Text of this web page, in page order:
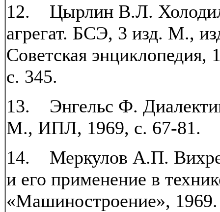
12. Цырлин В.Л.
агрегат. БСЭ, 3 изд. М.,
Советская энциклопедия,
с. 345.
13. Энгельс Ф.
М., ИПЛ, 1969, с. 67-81.
14. Меркулов А.П.
и его применение в
«Машиностроение», 1969.